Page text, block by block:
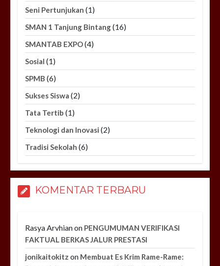
Seni Pertunjukan (1)
SMAN 1 Tanjung Bintang(16)
SMANTAB EXPO(4)
Sosial (1)
SPMB (6)
Sukses Siswa (2)
Tata Tertib (1)
Teknologi dan Inovasi (2)
Tradisi Sekolah (6)
KOMENTAR TERBARU
Rasya Arvhianon PENGUMUMAN VERIFIKASI
FAKTUAL BERKAS JALUR PRESTASI
jonikaitokitz on Membuat Es Krim Rame-Rame: